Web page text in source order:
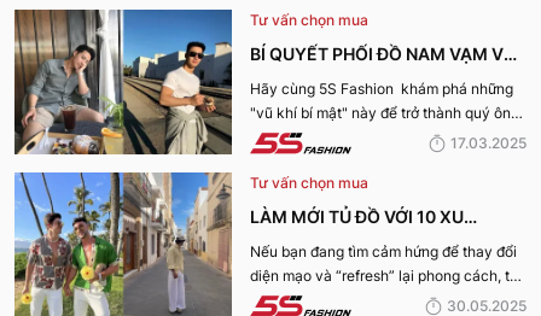
Tư vấn chọn mua
BÍ QUYẾT PHỐI ĐỒ NAM VẠM VỠ
ĐẸP, THU HÚT PHÁI NỮ
Hãy cùng 5S Fashion khám phá những
"vũ khí bí mật" này để trở thành quý ông
thu hút nhờ “tận dụng” triệt để những ưu
nhé:
17.03.2025
Tư vấn chọn mua
LÀM MỚI TỦ ĐỒ VỚI 10 XU
HƯỚNG THỜI TRANG HOT NHẤT
MÙA HÈ 2025
Nếu bạn đang tìm cảm hứng để thay đổi
diện mạo và “refresh” lại phong cách, thì
10 xu hướng thời trang Hè 2025 này30.05.2025